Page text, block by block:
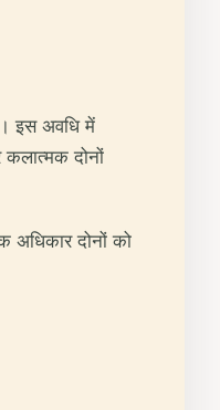
इस अवधि में
कलात्मक दोनों
अधिकार दोनों को